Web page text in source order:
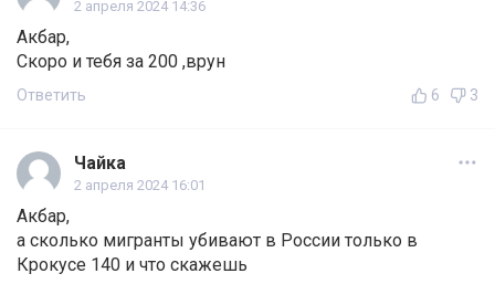
2 апреля 2024 14:36
Акбар,
Скоро и тебя за 200 ,врун
Ответить 6 3
Чайка
2 апреля 2024 16:01
Акбар,
а сколько мигранты убивают в России только в
Крокусе 140 и что скажешь